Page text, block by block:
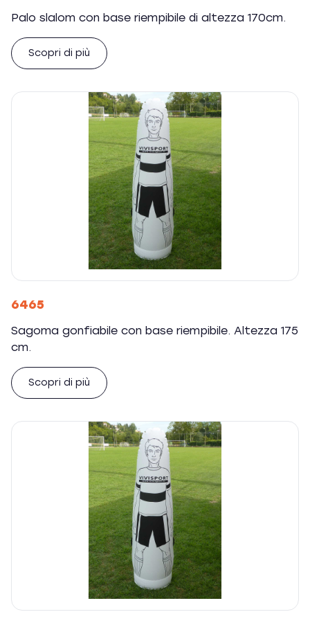
Palo slalom con base riempibile di altezza 170cm.
Scopri di più
6465
Sagoma gonfiabile con base riempibile. Altezza 175
cm.
Scopri di più